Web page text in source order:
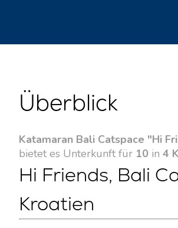
Überblick
Katamaran Bali Catspace "Hi
bietet es Unterkunft für 10 in 4
Hi Friends, Bali
Kroatien